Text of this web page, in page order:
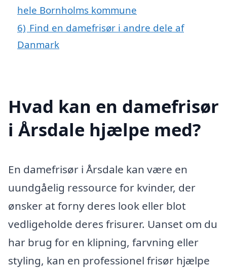
hele Bornholms kommune
6) Find en damefrisør i andre dele af
Danmark
Hvad kan en damefrisør
i Årsdale hjælpe med?
En damefrisør i Årsdale kan være en
uundgåelig ressource for kvinder, der
ønsker at forny deres look eller blot
vedligeholde deres frisurer. Uanset om du
har brug for en klipning, farvning eller
styling, kan en professionel frisør hjælpe